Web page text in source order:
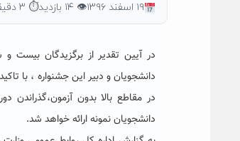
۱۹ اسفند ۱۳۹۶ 👁 ۱۴ بازدید ⏱ ۳ دقیقه مطالعه
در آیین تقدیر از برگزیدگان بیست
دانشجویان و دبیر این جشنواره ، با
در مقاطع بالا بدون آزمون،‌گذراندن
دانشجویان نمونه ارائه خواهد شد.